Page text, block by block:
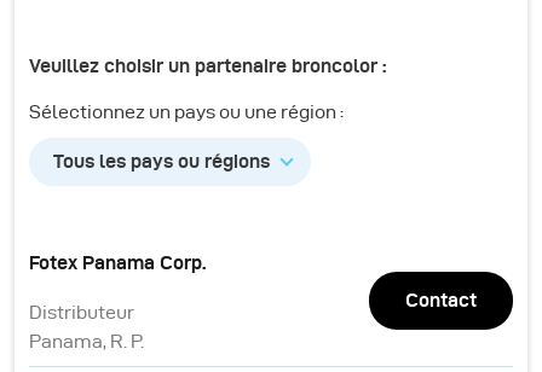
Veuillez choisir un partenaire broncolor :
Sélectionnez un pays ou une région :
Tous les pays ou régions
Fotex Panama Corp.
Distributeur
Panama, R. P.
Contact